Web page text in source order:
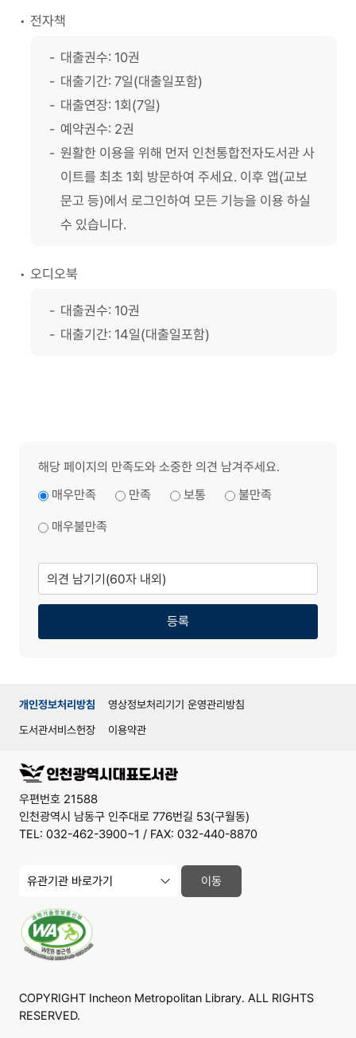
전자책
대출권수: 10권
대출기간: 7일(대출일포함)
대출연장: 1회(7일)
예약권수: 2권
원활한 이용을 위해 먼저 인천통합전자도서관 사
이트를 최초 1회 방문하여 주세요. 이후 앱(교보
문고 등)에서 로그인하여 모든 기능을 이용 하실
수 있습니다.
오디오북
대출권수: 10권
대출기간: 14일(대출일포함)
해당 페이지의 만족도와 소중한 의견 남겨주세요.
매우만족
만족 보통 불만족
매우불만족
의
견
남
기
등록
개인정보처리방침
영상정보처리기기 운영관리방침
도서관서비스헌장
이용약관
우편번호 21588
인천광역시 남동구 인주대로 776번길 53(구월동)
TEL: 032-462-3900~1 / FAX: 032-440-8870
COPYRIGHT Incheon Metropolitan Library. ALL RIGHTS
RESERVED.
관
관
사
이
트
가
기
이동